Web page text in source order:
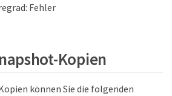
Fehler
Kopien
können Sie die folgenden